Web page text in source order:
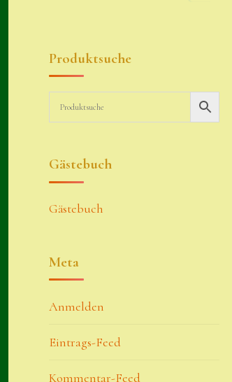
Produktsuche
Gästebuch
Gästebuch
Meta
Anmelden
Eintrags-Feed
Kommentar-Feed